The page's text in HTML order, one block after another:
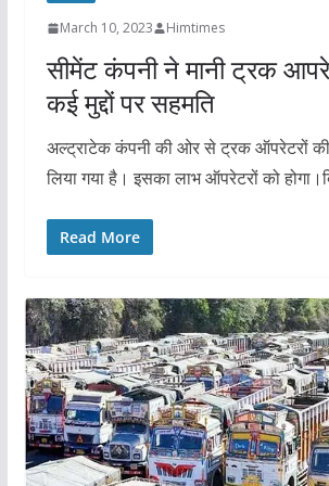
March 10, 2023 Himtimes
सीमेंट कंपनी ने मानी ट्रक
कई मुद्दों पर सहमति
अल्ट्राटेक कंपनी की ओर से ट्रक ऑपरेटरों की
लिया गया है। इसका लाभ ऑपरेटरों को
Read More